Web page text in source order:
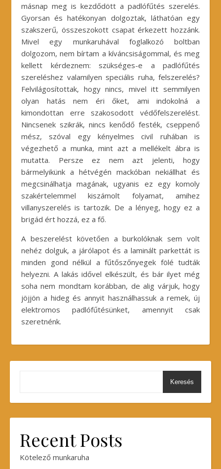
másnap meg is kezdődött a padlófűtés szerelés.
Gyorsan és hatékonyan dolgoztak, láthatóan egy
szakszerű, összeszokott csapat érkezett hozzánk.
Mivel egy munkaruhával foglalkozó boltban
dolgozom, nem bírtam a kíváncsiságommal, és meg
kellett kérdeznem: szükséges-e a padlófűtés
szereléshez valamilyen speciális ruha, felszerelés?
Felvilágosítottak, hogy nincs, mivel itt semmilyen
olyan hatás nem éri őket, ami indokolná a
kimondottan erre szakosodott védőfelszerelést.
Nincsenek szikrák, nincs kenődő festék, cseppenő
mész, szóval egy kényelmes civil ruhában is
végezhető a munka, mint azt a mellékelt ábra is
mutatta. Persze ez nem azt jelenti, hogy
bármelyikünk a hétvégén mackóban nekiállhat és
megcsinálhatja magának, ugyanis ez egy komoly
szakértelemmel kiszámolt folyamat, amihez
villanyszerelés is tartozik. De a lényeg, hogy ez a
brigád ért hozzá, ez a fő.
A beszerelést követően a burkolóknak sem volt
nehéz dolguk, a járólapot és a laminált parkettát is
minden gond nélkül a fűtőszőnyegek fölé tudták
helyezni. A lakás idővel elkészült, és bár ilyet még
soha nem mondtam korábban, de alig várjuk, hogy
jöjjön a hideg és annyit használhassuk a remek, új
elektromos padlófűtésünket, amennyit csak
szeretnénk.
Keresés
Recent Posts
Kötelező munkaruha